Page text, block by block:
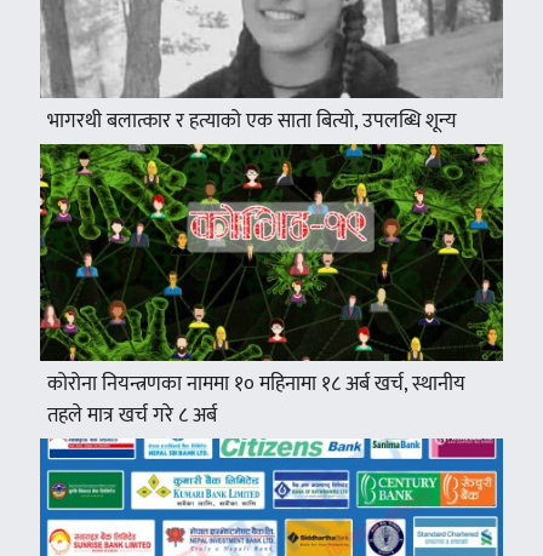
भागरथी बलात्कार र हत्याको एक साता बित्यो, उपलब्धि शून्य
कोरोना नियन्त्रणका नाममा १० महिनामा १८ अर्ब खर्च, स्थानीय
तहले मात्र खर्च गरे ८ अर्ब